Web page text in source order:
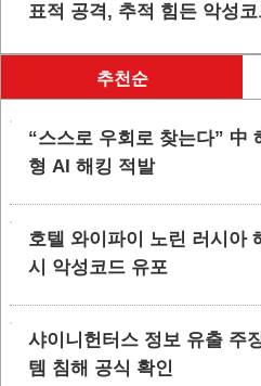
표적 공격, 추적 힘든 악성
추천순
“스스로 우회로 찾는다” 中
형 AI 해킹 적발
호텔 와이파이 노린 러시아
시 악성코드 유포
샤이니헌터스 정보 유출 주
템 침해 공식 확인